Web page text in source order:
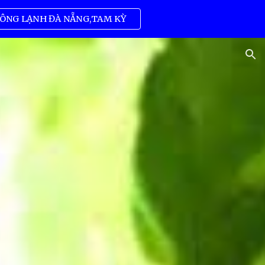
LẠNH ĐÀ NẴNG,TAM KỲ